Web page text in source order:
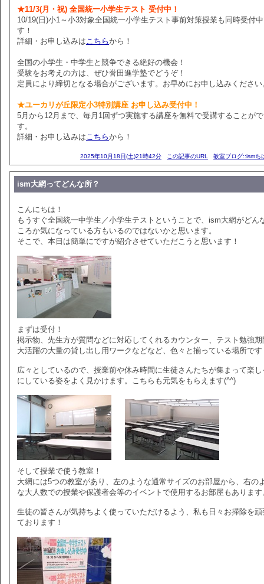
★11/3(月・祝) 全国統一小学生テスト 受付中！
10/19(日)小1～小3対象全国統一小学生テスト事前対策授業も同時受付
す！
詳細・お申し込みはこちらから！
全国の小学生・中学生と競争できる絶好の機会！
受験をお考えの方は、ぜひ誉田進学塾でどうぞ！
定員により締切となる場合がございます。お早めにお申し込みください
★ユーカリが丘限定小3特別講座 お申し込み受付中！
5月から12月まで、毎月1回ずつ実施する講座を無料で受講することが
す。
詳細・お申し込みはこちらから！
2025年10月18日(土)21時42分 この記事のURL 教室ブログ::ismち
ism大網ってどんな所？
こんにちは！
もうすぐ全国統一中学生／小学生テストということで、ism大網がどん
ころか気になっている方もいるのではないかと思います。
そこで、本日は簡単にですが紹介させていただこうと思います！
まずは受付！
掲示物、先生方が質問などに対応してくれるカウンター、テスト勉強期
大活躍の大量の貸し出し用ワークなどなど、色々と揃っている場所です
広々としているので、授業前や休み時間に生徒さんたちが集まって楽し
にしている姿をよく見かけます。こちらも元気をもらえます(^^)
そして授業で使う教室！
大網には5つの教室があり、左のような通常サイズのお部屋から、右の
な大人数での授業や保護者会等のイベントで使用するお部屋もあります
生徒の皆さんが気持ちよく使っていただけるよう、私も日々お掃除を頑
ております！